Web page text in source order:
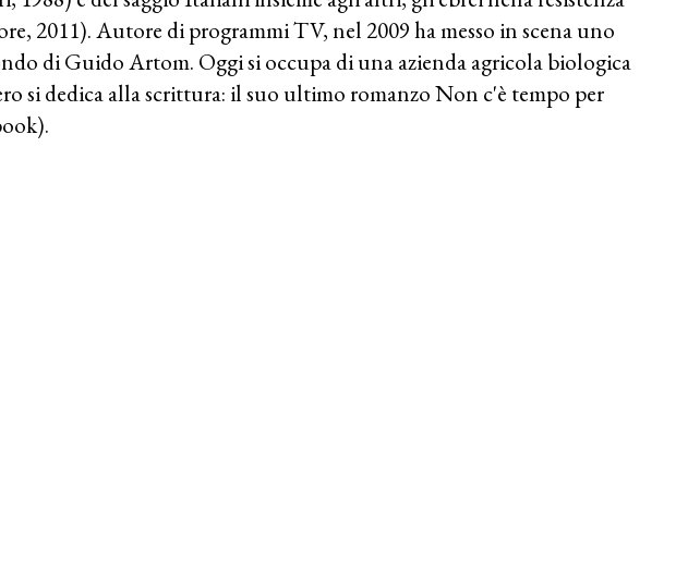
2011). Autore di programmi TV, nel 2009 ha messo in scena uno
di Guido Artom. Oggi si occupa di una azienda agricola biologica
si dedica alla scrittura: il suo ultimo romanzo Non c'è tempo per